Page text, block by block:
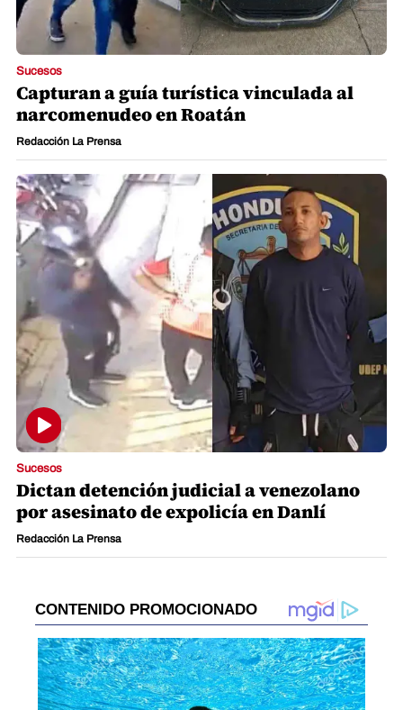
Sucesos
Capturan a guía turística vinculada al
narcomenudeo en Roatán
Redacción La Prensa
Sucesos
Dictan detención judicial a venezolano
por asesinato de expolicía en Danlí
Redacción La Prensa